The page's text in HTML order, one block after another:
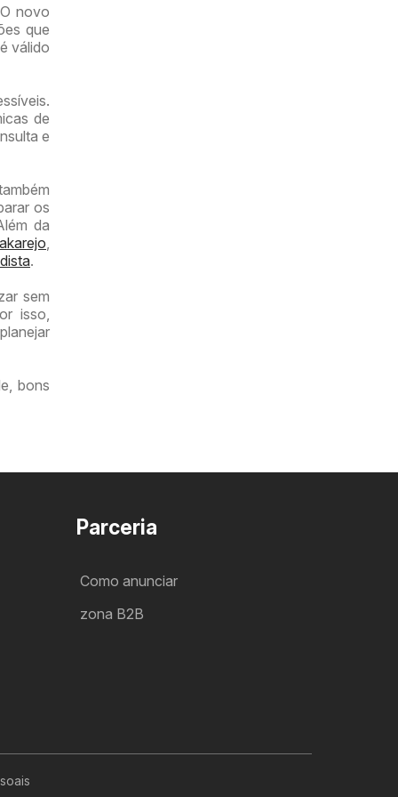
novo
que
válido
de
e
os
da
.
sem
isso,
bons
Parceria
Como anunciar
zona B2B